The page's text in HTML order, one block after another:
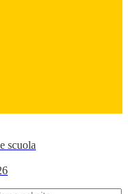
scuola